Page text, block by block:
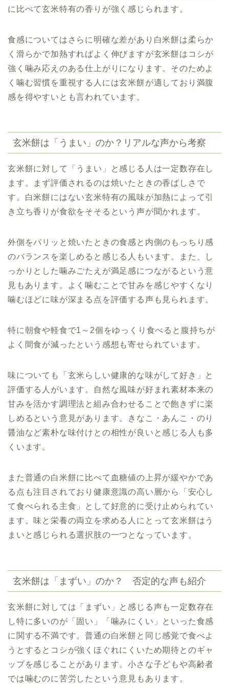
に比べて玄米特有の香りが強く感じられます。
食感についてはさらに明確な差があり白米餅は柔らか
く滑らかで加熱すればよく伸びますが玄米餅はコシが
強く噛み応えのある仕上がりになります。そのためよ
く噛む習慣を重視する人には玄米餅が適しており満腹
感を得やすいとも言われています。
玄米餅は「うまい」のか？リアルな声から考察
玄米餅に対して「うまい」と感じる人は一定数存在し
ます。まず評価されるのは焼いたときの香ばしさで
す。白米餅にはない玄米特有の風味が加熱によって引
き立ち香りが食欲をそそるという声が聞かれます。
外側をパリッと焼いたときの食感と内側のもっちり感
のバランスを楽しめると感じる人もいます。また、し
っかりとした噛みごたえが満足感につながるという意
見もあります。よく噛むことで甘みを感じやすくなり
噛むほどに味が深まる点を評価する声も見られます。
特に朝食や軽食で1～2個をゆっくり食べると腹持ちが
よく間食が減ったという感想も寄せられています。
味についても「玄米らしい健康的な味がして好き」と
評価する人がいます。自然な風味が好まれ素材本来の
甘みを活かす調理法と組み合わせることで飽きずに楽
しめるという意見があります。きなこ・あんこ・のり
醤油など素朴な味付けとの相性が良いと感じる人も多
くいます。
また普通の白米餅に比べて血糖値の上昇が緩やかであ
る点も注目されており健康意識の高い層から「安心し
て食べられる主食」として好意的に受け止められてい
ます。味と栄養の両立を求める人にとって玄米餅はう
まいと感じられる選択肢の一つとなっています。
玄米餅は「まずい」のか？ 否定的な声も紹介
玄米餅に対しては「まずい」と感じる声も一定数存在
し特に多いのが「固い」「噛みにくい」といった食感
に関する不満です。普通の白米餅と同じ感覚で食べよ
うとするとコシが強くほぐれにくいため期待とのギャ
ップを感じることがあります。小さな子どもや高齢者
では噛むのに苦労したという意見もあります。